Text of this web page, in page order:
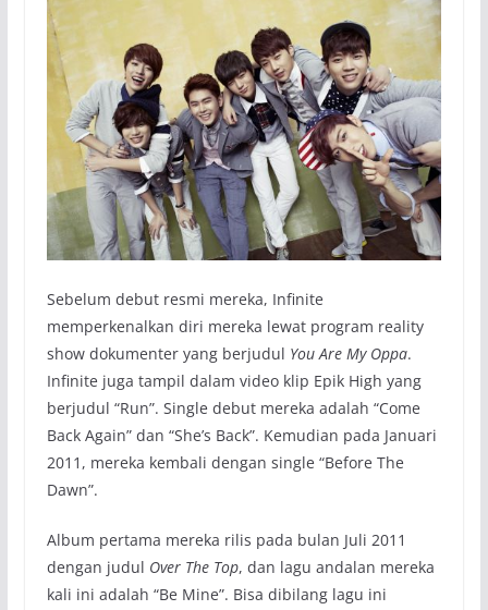
Sebelum debut resmi mereka, Infinite
memperkenalkan diri mereka lewat program reality
show dokumenter yang berjudul You Are My Oppa.
Infinite juga tampil dalam video klip Epik High yang
berjudul “Run”. Single debut mereka adalah “Come
Back Again” dan “She’s Back”. Kemudian pada Januari
2011, mereka kembali dengan single “Before The
Dawn”.
Album pertama mereka rilis pada bulan Juli 2011
dengan judul Over The Top, dan lagu andalan mereka
kali ini adalah “Be Mine”. Bisa dibilang lagu ini